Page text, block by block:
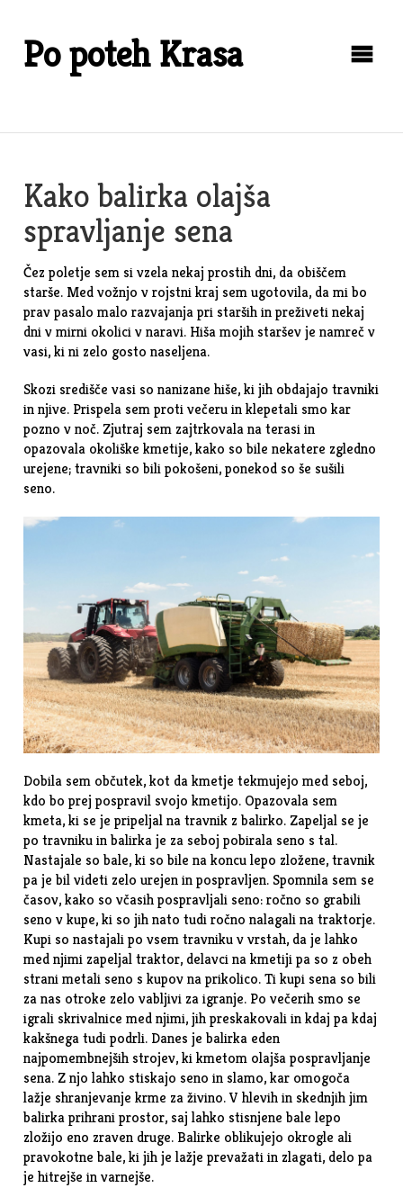
contentPo poteh Krasa
Kako balirka olajša
spravljanje sena
Čez poletje sem si vzela nekaj prostih dni, da obiščem
starše. Med vožnjo v rojstni kraj sem ugotovila, da mi bo
prav pasalo malo razvajanja pri starših in preživeti nekaj
dni v mirni okolici v naravi. Hiša mojih staršev je namreč v
vasi, ki ni zelo gosto naseljena.
Skozi središče vasi so nanizane hiše, ki jih obdajajo travniki
in njive. Prispela sem proti večeru in klepetali smo kar
pozno v noč. Zjutraj sem zajtrkovala na terasi in
opazovala okoliške kmetije, kako so bile nekatere zgledno
urejene; travniki so bili pokošeni, ponekod so še sušili
seno.
Dobila sem občutek, kot da kmetje tekmujejo med seboj,
kdo bo prej pospravil svojo kmetijo. Opazovala sem
kmeta, ki se je pripeljal na travnik z balirko. Zapeljal se je
po travniku in balirka je za seboj pobirala seno s tal.
Nastajale so bale, ki so bile na koncu lepo zložene, travnik
pa je bil videti zelo urejen in pospravljen. Spomnila sem se
časov, kako so včasih pospravljali seno: ročno so grabili
seno v kupe, ki so jih nato tudi ročno nalagali na traktorje.
Kupi so nastajali po vsem travniku v vrstah, da je lahko
med njimi zapeljal traktor, delavci na kmetiji pa so z obeh
strani metali seno s kupov na prikolico. Ti kupi sena so bili
za nas otroke zelo vabljivi za igranje. Po večerih smo se
igrali skrivalnice med njimi, jih preskakovali in kdaj pa kdaj
kakšnega tudi podrli. Danes jebalirka eden
najpomembnejših strojev, ki kmetom olajša pospravljanje
sena. Z njo lahko stiskajo seno in slamo, kar omogoča
lažje shranjevanje krme za živino. V hlevih in skednjih jim
balirka prihrani prostor, saj lahko stisnjene bale lepo
zložijo eno zraven druge. Balirke oblikujejo okrogle ali
pravokotne bale, ki jih je lažje prevažati in zlagati, delo pa
je hitrejše in varnejše.